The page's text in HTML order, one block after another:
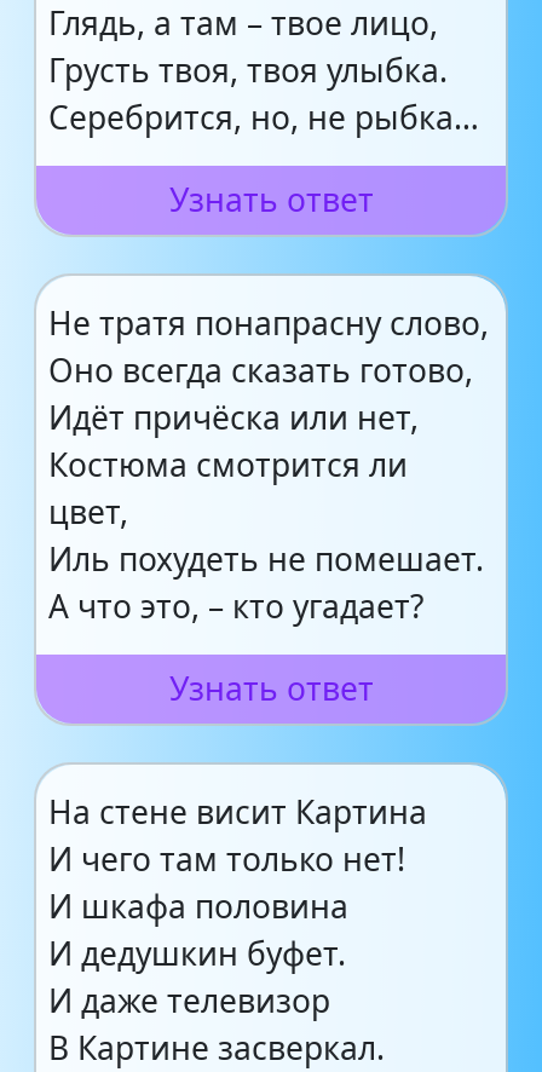
Глядь, а там – твое лицо,
Грусть твоя, твоя улыбка.
Серебрится, но, не рыбка…
Узнать ответ
Не тратя понапрасну слово,
Оно всегда сказать готово,
Идёт причёска или нет,
Костюма смотрится ли
цвет,
Иль похудеть не помешает.
А что это, – кто угадает?
Узнать ответ
На стене висит Картина
И чего там только нет!
И шкафа половина
И дедушкин буфет.
И даже телевизор
В Картине засверкал.